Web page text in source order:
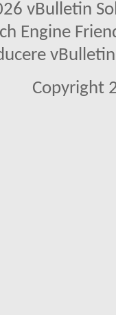
vBulletin
Engine
Copyright